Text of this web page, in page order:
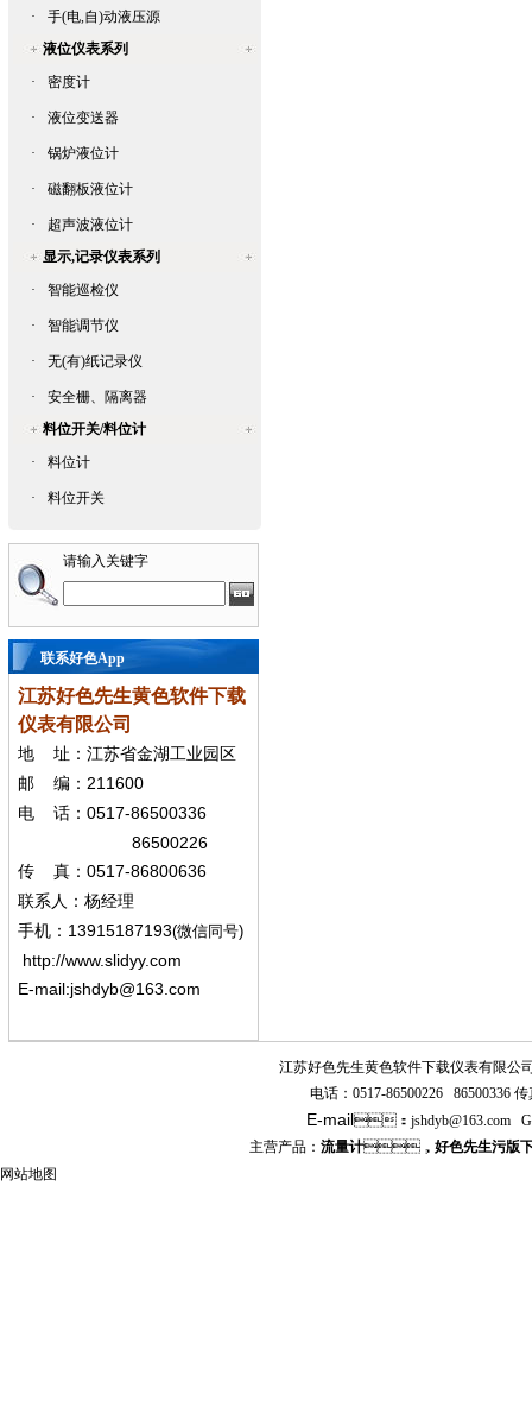
·
手(电,自)动液压源
液位仪表系列
·
密度计
· 液位变送器
· 锅炉液位计
· 磁翻板液位计
·
超声波液位计
显示,记录仪表系列
·
智能巡检仪
· 智能调节仪
· 无(有)纸记录仪
·
安全栅、隔离器
料位开关/料位计
·
料位计
· 料位开关
请输入关键字
联系好色App
江苏好色先生黄色软件下载
仪表有限公司
地
址：江苏省金湖工业园区
邮
编： 211600
电 话： 0517-86500336
86500226
传 真： 0517-86800636
联系人：杨经理
手机 ： 13915187193(微信同号)
http://www.slidyy.com
E-mail:jshdyb@163.com
江苏好色先生黄色软件下载仪表有限公
电话： 0517-86500226 86500336 传
E-mail： jshdyb@163.com
主营产品： 流量计， 好色先生污版
网站地图